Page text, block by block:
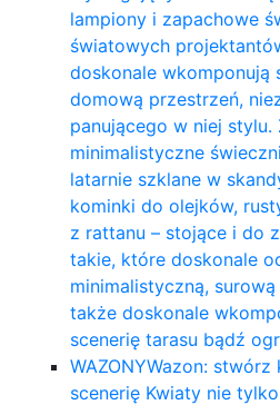
lampiony i zapachowe
światowych
doskonale wkomponują
domową przestrzeń,
panującego w niej stylu.
minimalistyczne
latarnie szklane w
kominki do olejków,
z rattanu – stojące i do
takie, które doskonale
minimalistyczną,
także doskonale
scenerię tarasu bądź
WAZONYWazon: stwórz
scenerię Kwiaty nie